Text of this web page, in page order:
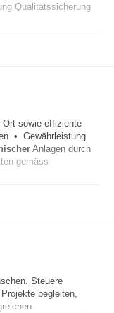
Qualitätssicherung
Ort sowie effiziente
• Gewährleistung
Anlagen durch
gemäss
Steuere
begleiten,